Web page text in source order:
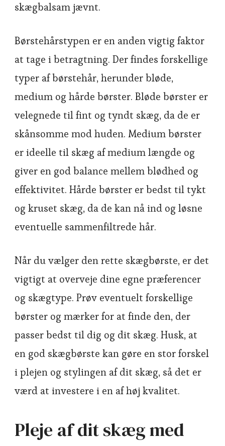
skægbalsam jævnt.
Børstehårstypen er en anden vigtig faktor
at tage i betragtning. Der findes forskellige
typer af børstehår, herunder bløde,
medium og hårde børster. Bløde børster er
velegnede til fint og tyndt skæg, da de er
skånsomme mod huden. Medium børster
er ideelle til skæg af medium længde og
giver en god balance mellem blødhed og
effektivitet. Hårde børster er bedst til tykt
og kruset skæg, da de kan nå ind og løsne
eventuelle sammenfiltrede hår.
Når du vælger den rette skægbørste, er det
vigtigt at overveje dine egne præferencer
og skægtype. Prøv eventuelt forskellige
børster og mærker for at finde den, der
passer bedst til dig og dit skæg. Husk, at
en god skægbørste kan gøre en stor forskel
i plejen og stylingen af dit skæg, så det er
værd at investere i en af høj kvalitet.
Pleje af dit skæg med